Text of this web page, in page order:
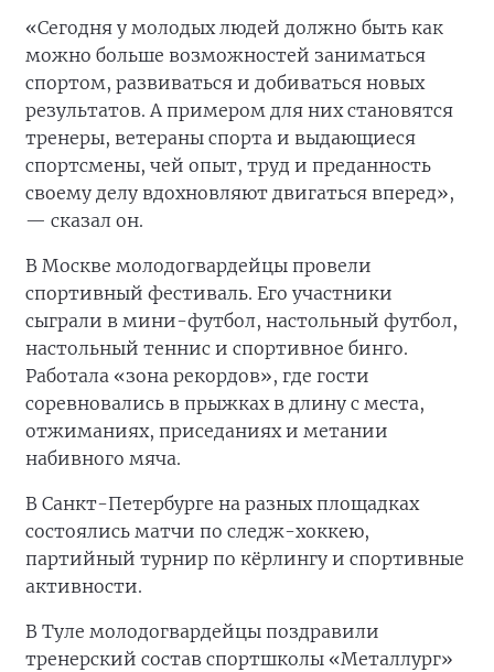
«Сегодня у молодых людей должно быть как
можно больше возможностей заниматься
спортом, развиваться и добиваться новых
результатов. А примером для них становятся
тренеры, ветераны спорта и выдающиеся
спортсмены, чей опыт, труд и преданность
своему делу вдохновляют двигаться вперед»,
— сказал он.
В Москве молодогвардейцы провели
спортивный фестиваль. Его участники
сыграли в мини-футбол, настольный футбол,
настольный теннис и спортивное бинго.
Работала «зона рекордов», где гости
соревновались в прыжках в длину с места,
отжиманиях, приседаниях и метании
набивного мяча.
В Санкт-Петербурге на разных площадках
состоялись матчи по следж-хоккею,
партийный турнир по кёрлингу и спортивные
активности.
В Туле молодогвардейцы поздравили
тренерский состав спортшколы «Металлург»